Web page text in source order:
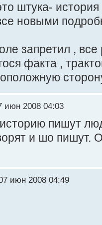
штука- история
новыми
запретил ,
факта ,
июн 2008 04:03
историю пишут
и шо пишут.
июн 2008 04:49